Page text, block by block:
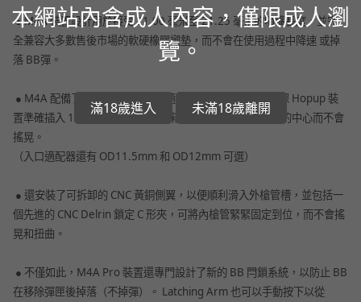
● M4A 裝置設計用於接受 21.00 毫米至 21.25 毫米的噴嘴長度，並完
全兼容大多數售後市場的軟硬橡膠襯墊，而不會在使用過程中降速 或掉
落 BB彈。
● M4A 配備了一個可互換的入口適配器 OD11mm，以確保 Hopup 裝
置準確插入 11mm 內孔 AEG 變速箱/HPA 發動機噴嘴出口的中心而不會
搖晃。
（入口適配器還有 OD11.5mm 和 OD12mm 可選）
● 還安裝了可拆卸的 CNC 黃銅側翼，以便順利滑入外槍管槽，並包括一
個先進的 CNC Delrin 鎖定 C 形夾，可將內槍管緊緊固定到位，而不會搖
晃和扭曲。
● 不僅如此，M4A Pro 裝置還專門設計了新的 BB 閂鎖系統，以防止 BB
在移除彈匣後掉落（不掉彈）。 Latching Arm 也可以手動按下以從
本網站內含成人內容，僅限成人瀏
覽。
滿18歲進入 未滿18歲離開